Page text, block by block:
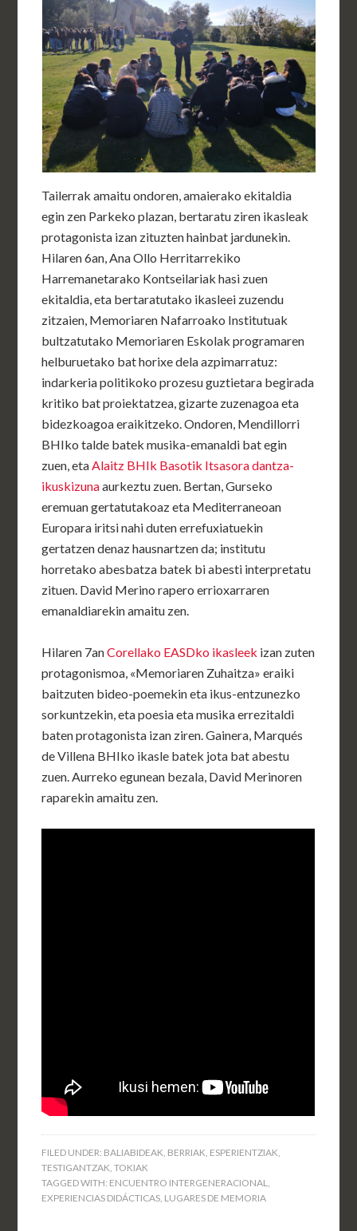
Tailerrak amaitu ondoren, amaierako ekitaldia
egin zen Parkeko plazan, bertaratu ziren ikasleak
protagonista izan zituzten hainbat jardunekin.
Hilaren 6an, Ana Ollo Herritarrekiko
Harremanetarako Kontseilariak hasi zuen
ekitaldia, eta bertaratutako ikasleei zuzendu
zitzaien, Memoriaren Nafarroako Institutuak
bultzatutako Memoriaren Eskolak programaren
helburuetako bat horixe dela azpimarratuz:
indarkeria politikoko prozesu guztietara begirada
kritiko bat proiektatzea, gizarte zuzenagoa eta
bidezkoagoa eraikitzeko. Ondoren, Mendillorri
BHIko talde batek musika-emanaldi bat egin
zuen, etaAlaitz BHIk Basotik Itsasora dantza-
ikuskizunaaurkeztu zuen. Bertan, Gurseko
eremuan gertatutakoaz eta Mediterraneoan
Europara iritsi nahi duten errefuxiatuekin
gertatzen denaz hausnartzen da; institutu
horretako abesbatza batek bi abesti interpretatu
zituen. David Merino rapero errioxarraren
emanaldiarekin amaitu zen.
Hilaren 7anCorellako EASDko ikasleek izan zuten
protagonismoa, «Memoriaren Zuhaitza» eraiki
baitzuten bideo-poemekin eta ikus-entzunezko
sorkuntzekin, eta poesia eta musika errezitaldi
baten protagonista izan ziren. Gainera, Marqués
de Villena BHIko ikasle batek jota bat abestu
zuen. Aurreko egunean bezala, David Merinoren
raparekin amaitu zen.
FILED UNDER: BALIABIDEAK BERRIAK ESPERIENTZIAK
TESTIGANTZAK ,TOKIAK
TAGGED WITH: ENCUENTRO INTERGENERACIONAL
EXPERIENCIAS DIDÁCTICAS LUGARES DE MEMORIA